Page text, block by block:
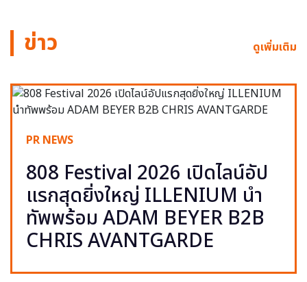
ข่าว ดูเพิ่มเติม
PR NEWS
808 Festival 2026 เปิดไลน์อัป
แรกสุดยิ่งใหญ่ ILLENIUM นำ
ทัพพร้อม ADAM BEYER B2B
CHRIS AVANTGARDE